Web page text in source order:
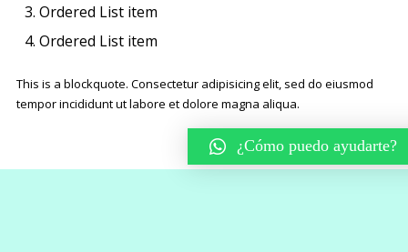
Ordered List item
Ordered List item
This is a blockquote. Consectetur adipisicing elit, sed do eiusmod
tempor incididunt ut labore et dolore magna aliqua.
¿Cómo puedo ayudarte?